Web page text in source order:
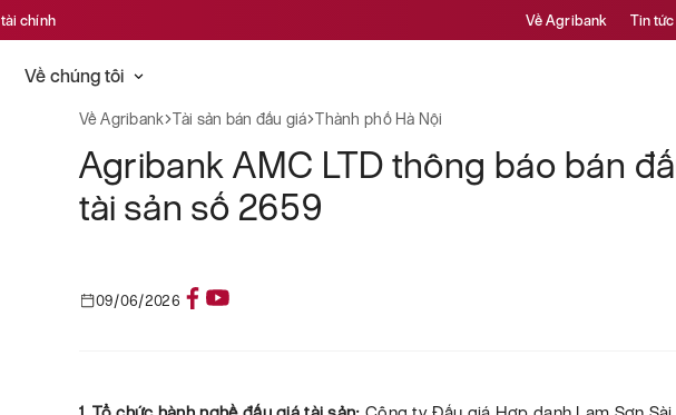
chính Về Agribank Tin tức
Về chúng tôi
Về Agribank Tài sản bán đấu giá Thành phố Hà Nội
Agribank AMC LTD thông báo bán
tài sản số 2659
09/06/2026